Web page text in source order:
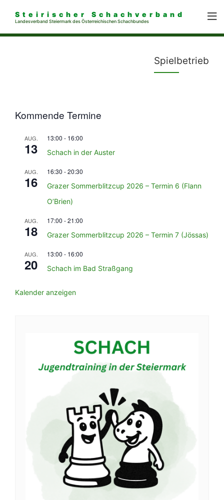
Steirischer Schachverband
Landesverband Steiermark des Österreichischen Schachbundes
Spielbetrieb
Kommende Termine
AUG.
13
13:00 - 16:00
Schach in der Auster
AUG.
16
16:30 -20:30
Grazer Sommerblitzcup 2026 – Termin 6 (Flann
O’Brien)
AUG.
18
17:00 -21:00
Grazer Sommerblitzcup 2026 – Termin 7 (Jössas)
AUG.
20
13:00 - 16:00
Schach im Bad Straßgang
Kalender anzeigen